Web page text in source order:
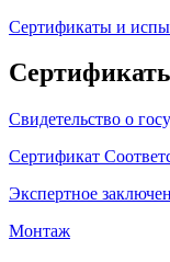
Сертификаты и
Свидетельство о
Сертификат
Экспертное
Монтаж